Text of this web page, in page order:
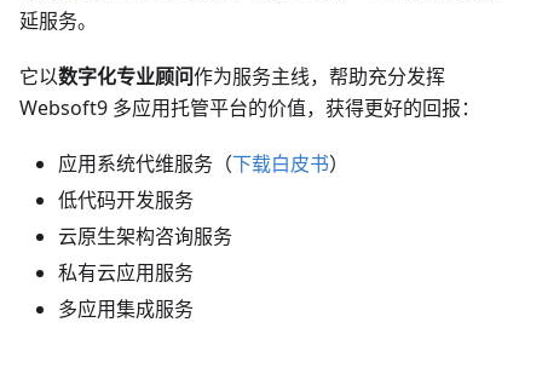
延服务。
它以数字化专业顾问作为服务主线，帮助充分发挥
Websoft9 多应用托管平台的价值，获得更好的回报：
应用系统代维服务（下载白皮书）
低代码开发服务
云原生架构咨询服务
私有云应用服务
多应用集成服务